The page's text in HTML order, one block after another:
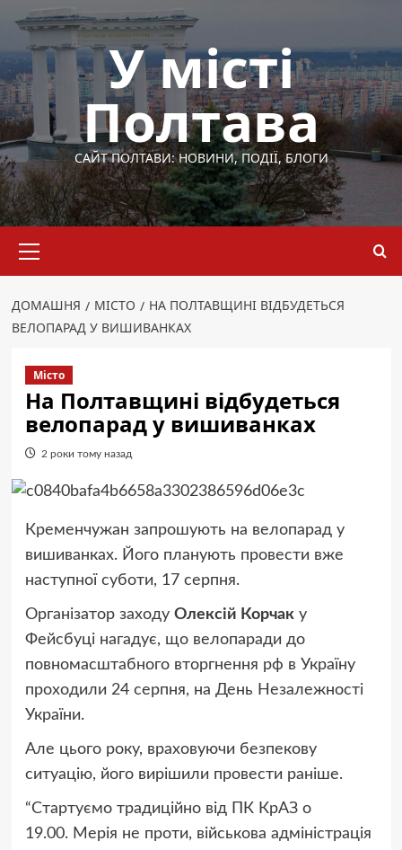
Перейти
вмісту
У місті
Полтава
САЙТ ПОЛТАВИ: НОВИНИ, ПОДІЇ, БЛОГИ
меню
ДОМАШНЯ МІСТО
НА ПОЛТАВЩИНІ ВІДБУДЕТЬСЯ
ВЕЛОПАРАД У ВИШИВАНКАХ
Місто
На Полтавщині відбудеться
велопарад у вишиванках
2 роки тому назад
Кременчужан запрошують на велопарад у
вишиванках. Його планують провести вже
наступної суботи, 17 серпня.
Організатор заходу Олексій Корчаку
Фейсбуці нагадує, що велопаради до
повномасштабного вторгнення рф в Україну
проходили 24 серпня, на День Незалежності
України.
Але цього року, враховуючи безпекову
ситуацію, його вирішили провести раніше.
“Стартуємо традиційно від ПК КрАЗ о
19.00. Мерія не проти, військова адміністрація